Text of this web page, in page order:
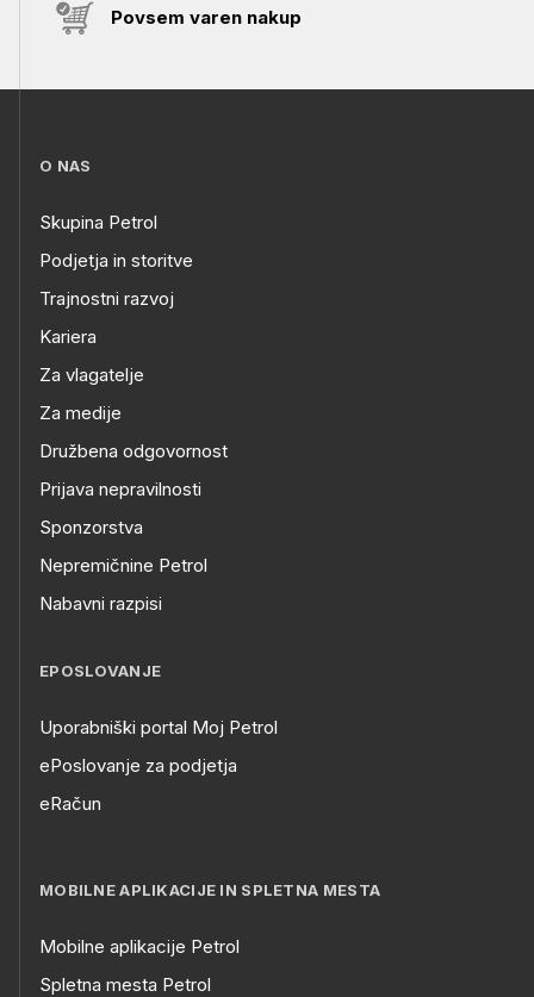
Povsem varen nakup
O NAS
Skupina Petrol
Podjetja in storitve
Trajnostni razvoj
Kariera
Za vlagatelje
Za medije
Družbena odgovornost
Prijava nepravilnosti
Sponzorstva
Nepremičnine Petrol
Nabavni razpisi
EPOSLOVANJE
Uporabniški portal Moj Petrol
ePoslovanje za podjetja
eRačun
MOBILNE APLIKACIJE IN SPLETNA MESTA
Mobilne aplikacije Petrol
Spletna mesta Petrol